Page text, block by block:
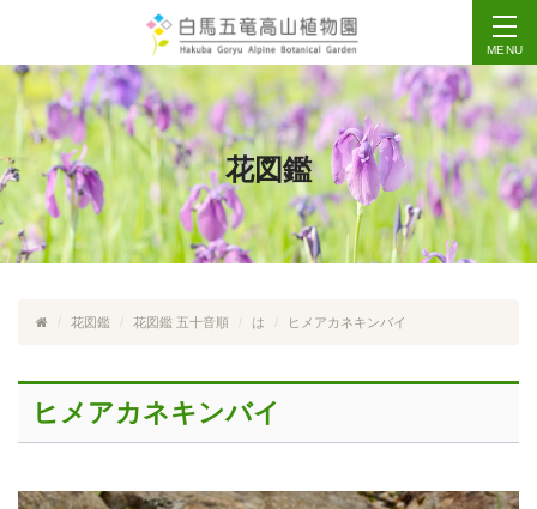
MENU
花図鑑
花図鑑 花図鑑 五十音順 は ヒメアカネキンバイ
ヒメアカネキンバイ